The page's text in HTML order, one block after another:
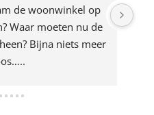
de woonwinkel op
Waar moeten nu de
Bijna niets meer